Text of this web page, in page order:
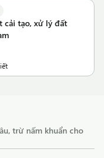
cải tạo, xử lý đất
trừ nấm khuẩn cho